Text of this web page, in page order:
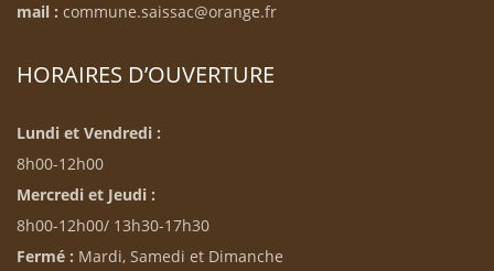
mail : commune.saissac@orange.fr
HORAIRES D’OUVERTURE
Lundi et Vendredi :
8h00-12h00
Mercredi et Jeudi :
8h00-12h00/ 13h30-17h30
Fermé : Mardi, Samedi et Dimanche